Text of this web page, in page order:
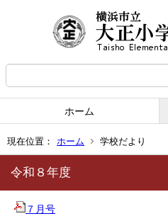
ホーム
現在位置： ホーム 学校だより
令和８年度
７月号